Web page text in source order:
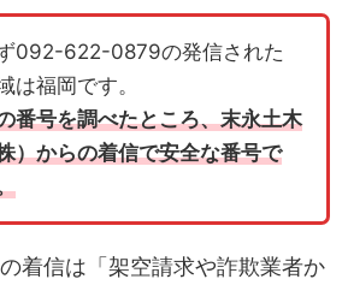
092-622-0879の発信された
は福岡です。
番号を調べたところ、末永土木
）からの着信で安全な番号で
着信は「架空請求や詐欺業者か